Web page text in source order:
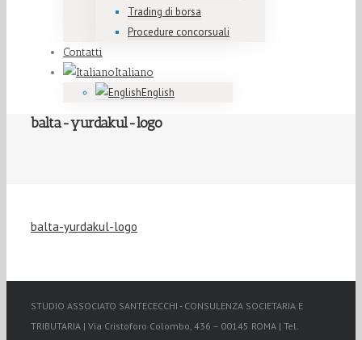
Trading di borsa
Procedure concorsuali
Contatti
Italiano
English
balta-yurdakul-logo
balta-yurdakul-logo
STUDIO ASSOCIATO SANTECECCHI - CONSULENZA SOCIETARIA E
TRIBUTARIA | Via Cristoforo Colombo, 436 – 00145 ROMA | Tel.